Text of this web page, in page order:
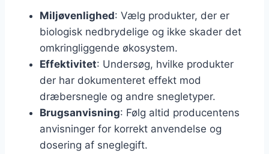
Miljøvenlighed: Vælg produkter, der er
biologisk nedbrydelige og ikke skader det
omkringliggende økosystem.
Effektivitet: Undersøg, hvilke produkter
der har dokumenteret effekt mod
dræbersnegle og andre snegletyper.
Brugsanvisning: Følg altid producentens
anvisninger for korrekt anvendelse og
dosering af sneglegift.